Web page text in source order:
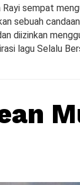
sempat
sebuah
diizinkan
lagu Selalu